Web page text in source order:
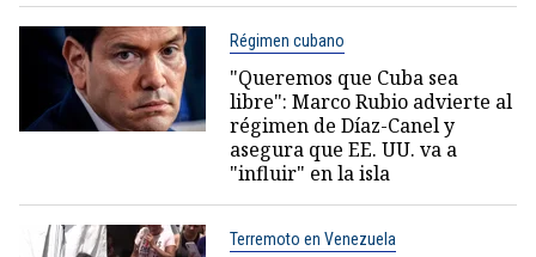
Régimen cubano
"Queremos que Cuba sea
libre": Marco Rubio advierte al
régimen de Díaz-Canel y
asegura que EE. UU. va a
"influir" en la isla
Terremoto en Venezuela